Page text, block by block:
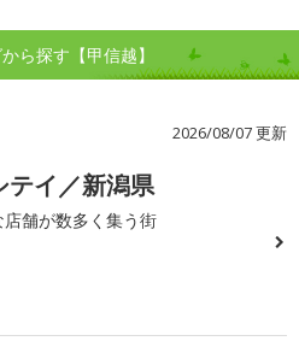
ら探す【甲信越】
2026/08/07 更新
テイ／新潟県
店舗が数多く集う街